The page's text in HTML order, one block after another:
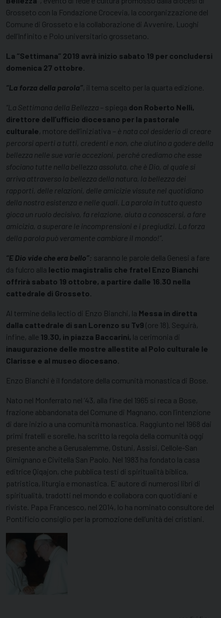
Grosseto con la Fondazione Crocevia, la coorganizzazione del
Comune di Grosseto e la collaborazione di Avvenire, Luoghi
dell’Infinito e Polo universitario grossetano.
La “Settimana” 2019 avrà inizio sabato 19 per concludersi
domenica 27 ottobre.
“La forza della parola”, il tema scelto per la quarta edizione.
“La Settimana della Bellezza – spiega don Roberto Nelli,
direttore dell’ufficio diocesano per la pastorale
culturale, motore dell’iniziativa – è nata col desiderio di creare
percorsi aperti a tutti, credenti e non, che aiutino a godere della
bellezza nelle sue varie accezioni, perché crediamo che esse
sfociano tutte nella bellezza assoluta, che è Dio, al quale si
arriva attraverso la bellezza della natura, la bellezza dei
rapporti, delle relazioni, delle amicizie vissute nel quotidiano
della nostra esistenza e nelle quali. La parola in tutto questo
gioca un ruolo decisivo, fa relazione, aiuta a conoscersi, a fare
amicizia, a superare le incomprensioni e i pregiudizi. La forza
della parola può veramente cambiare il mondo!”.
“E Dio vide che era bello”: saranno le parole della Genesi a fare
da fulcro alla lectio magistralis che fratel Enzo Bianchi
offrirà sabato 19 ottobre, a partire dalle 16.30 nella
cattedrale di Grosseto.
Al termine della lectio di Enzo Bianchi, la Messa in diretta
dalla cattedrale di san Lorenzo su Tv9 (ore 18). Seguirà,
infine, alle 19.30, in piazza Baccarini, la cerimonia di
inaugurazione delle mostre allestite al Polo culturale le
Clarisse e al museo diocesano.
Enzo Bianchi è il fondatore della comunità monastica di Bose.
Nato nel Monferrato nel ’43, alla fine del 1965 si reca a Bose,
frazione abbandonata del Comune di Magnano, con l’intenzione
di dare inizio a una comunità monastica. Raggiunto nel 1968 dai
primi fratelli e sorelle, ha scritto la regola della comunità oggi
presente anche a Gerusalemme, Ostuni, Assisi, Cellole-San
Gimignano e Civitella San Paolo. Nel 1983 ha fondato la casa
editrice Qiqajon, che pubblica testi di spiritualità biblica,
patristica, liturgia e monastica. E’ autore di numerosi libri di
spiritualità, tradotti nel mondo e collabora con quotidiani e
riviste. Papa Francesco, nel 2014, lo ha nominato consultore del
Pontificio consiglio per la promozione dell’unità dei cristiani.